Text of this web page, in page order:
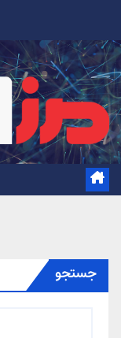
content
جستجو